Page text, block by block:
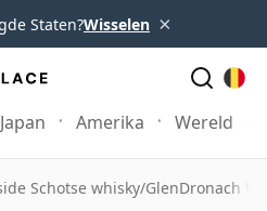
Staten?Wisselen ×
Japan Amerika Wereld
Schotse whisky/GlenDronach